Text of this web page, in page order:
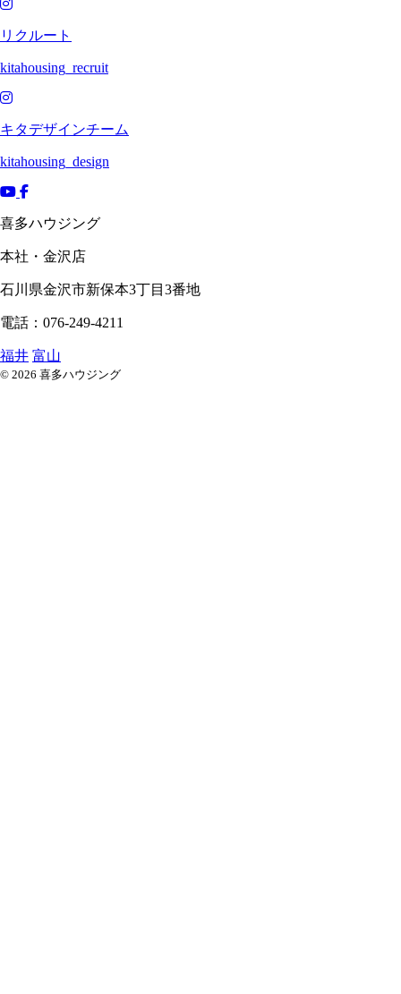
リクルート
kitahousing_recruit
キタデザインチーム
kitahousing_design
喜多ハウジング
本社・金沢店
石川県金沢市新保本3丁目3番地
電話：076-249-4211
福井 富山
© 2026 喜多ハウジング